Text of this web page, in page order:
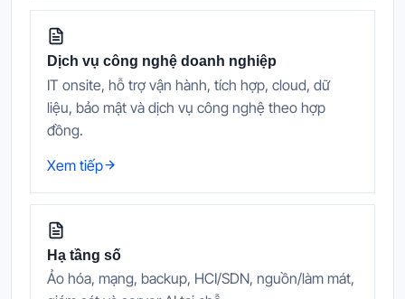
Dịch vụ công nghệ doanh nghiệp
IT onsite, hỗ trợ vận hành, tích hợp, cloud, dữ
liệu, bảo mật và dịch vụ công nghệ theo hợp
đồng.
Xem tiếp
Hạ tầng số
Ảo hóa, mạng, backup, HCI/SDN, nguồn/làm mát,